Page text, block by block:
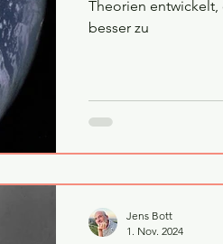
Theorien
besser zu
Jens Bott
1. Nov. 2024